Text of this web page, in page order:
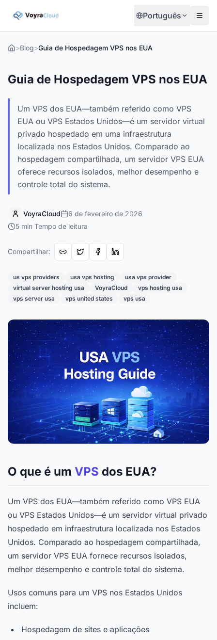
Português
>Blog>Guia de Hospedagem VPS nos EUA
Guia de Hospedagem VPS nos EUA
Um VPS dos EUA—também referido como VPS
EUA ou VPS Estados Unidos—é um servidor virtual
privado hospedado em uma infraestrutura
localizada nos Estados Unidos. Comparado ao
hospedagem compartilhada, um servidor VPS EUA
oferece recursos isolados, melhor desempenho e
controle total do sistema.
VoyraCloud
6 de fevereiro de 2026
5 min Tempo de leitura
Compartilhar:
us vps providers usa vps hosting
usa vps provider
virtual server hosting usa
VoyraCloud
vps hosting usa
vps server usa
vps united states vps usa
O que é um VPS dos EUA?
Um VPS dos EUA—também referido como VPS EUA
ou VPS Estados Unidos—é um servidor virtual privado
hospedado em infraestrutura localizada nos Estados
Unidos. Comparado ao hospedagem compartilhada,
um servidor VPS EUA fornece recursos isolados,
melhor desempenho e controle total do sistema.
Usos comuns para um VPS nos Estados Unidos
incluem:
Hospedagem de sites e aplicações